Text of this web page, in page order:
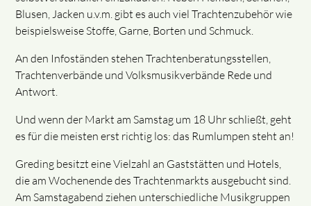
Blusen, Jacken u.v.m. gibt es auch viel Trachtenzubehör wie
beispielsweise Stoffe, Garne, Borten und Schmuck.
An den Infoständen stehen Trachtenberatungsstellen,
Trachtenverbände und Volksmusikverbände Rede und
Antwort.
Und wenn der Markt am Samstag um 18 Uhr schließt, geht
es für die meisten erst richtig los: das Rumlumpen steht an!
Greding besitzt eine Vielzahl an Gaststätten und Hotels,
die am Wochenende des Trachtenmarkts ausgebucht sind.
Am Samstagabend ziehen unterschiedliche Musikgruppen